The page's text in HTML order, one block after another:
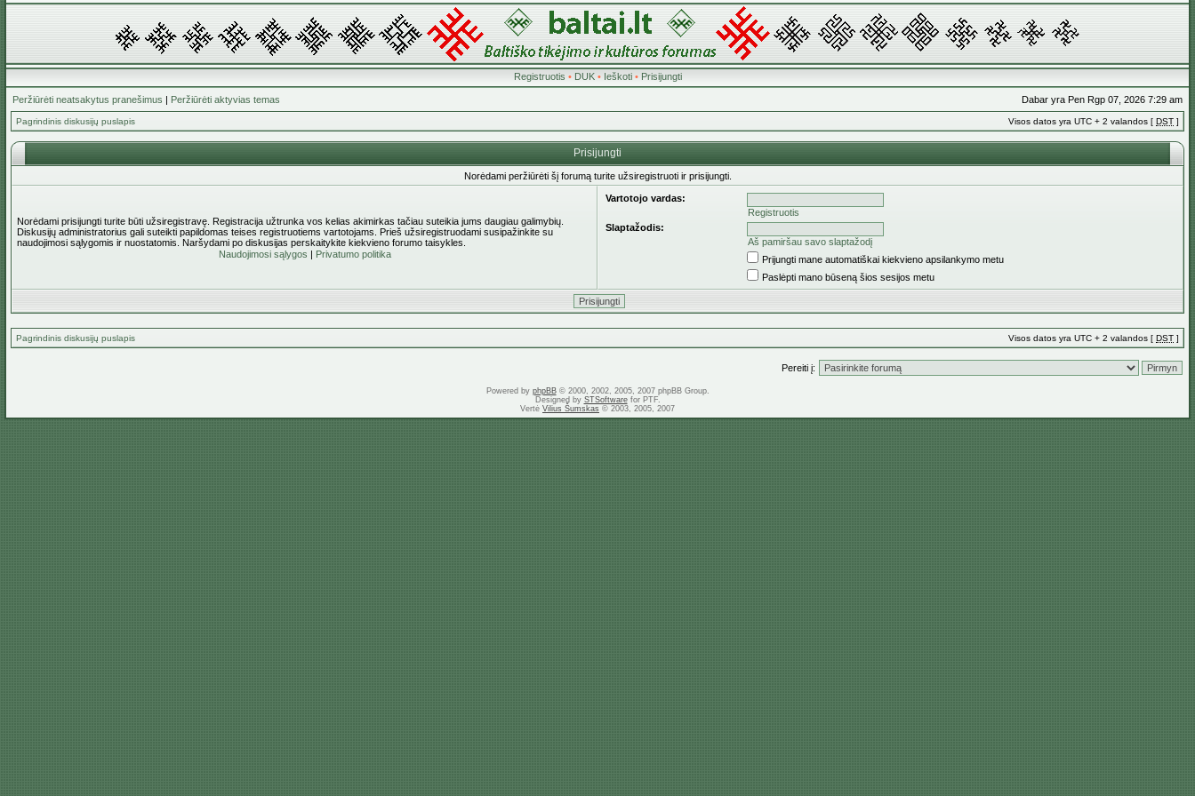
Registruotis • DUK• Ieškoti• Prisijungti
Peržiūrėti neatsakytus pranešimus | Peržiūrėti aktyvias temas Dabar yra Pen Rgp 07, 2026 7:29 am
Pagrindinis diskusijų puslapis Visos datos yra UTC + 2 valandos [ DST ]
Prisijungti
Norėdami peržiūrėti šį forumą turite užsiregistruoti ir prisijungti.
Norėdami prisijungti turite būti užsiregistravę. Registracija užtrunka vos kelias akimirkas tačiau suteikia jums daugiau galimybių.
Diskusijų administratorius gali suteikti papildomas teises registruotiems vartotojams. Prieš užsiregistruodami susipažinkite su
naudojimosi sąlygomis ir nuostatomis. Naršydami po diskusijas perskaitykite kiekvieno forumo taisykles.
Naudojimosi sąlygos | Privatumo politika
Vartotojo vardas:
Registruotis
Slaptažodis:
Aš pamiršau savo slaptažodį
Prijungti mane automatiškai kiekvieno apsilankymo metu
Paslėpti mano būseną šios sesijos metu
Pagrindinis diskusijų puslapis Visos datos yra UTC + 2 valandos [ DST ]
Pereiti į:
Powered by phpBB© 2000, 2002, 2005, 2007 phpBB Group.
Designed by STSoftwarefor PTF.
Vertė Vilius Šumskas © 2003, 2005, 2007